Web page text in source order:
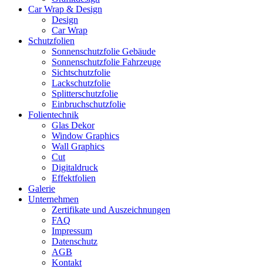
Car Wrap & Design
Design
Car Wrap
Schutzfolien
Sonnenschutzfolie Gebäude
Sonnenschutzfolie Fahrzeuge
Sichtschutzfolie
Lackschutzfolie
Splitterschutzfolie
Einbruchschutzfolie
Folientechnik
Glas Dekor
Window Graphics
Wall Graphics
Cut
Digitaldruck
Effektfolien
Galerie
Unternehmen
Zertifikate und Auszeichnungen
FAQ
Impressum
Datenschutz
AGB
Kontakt